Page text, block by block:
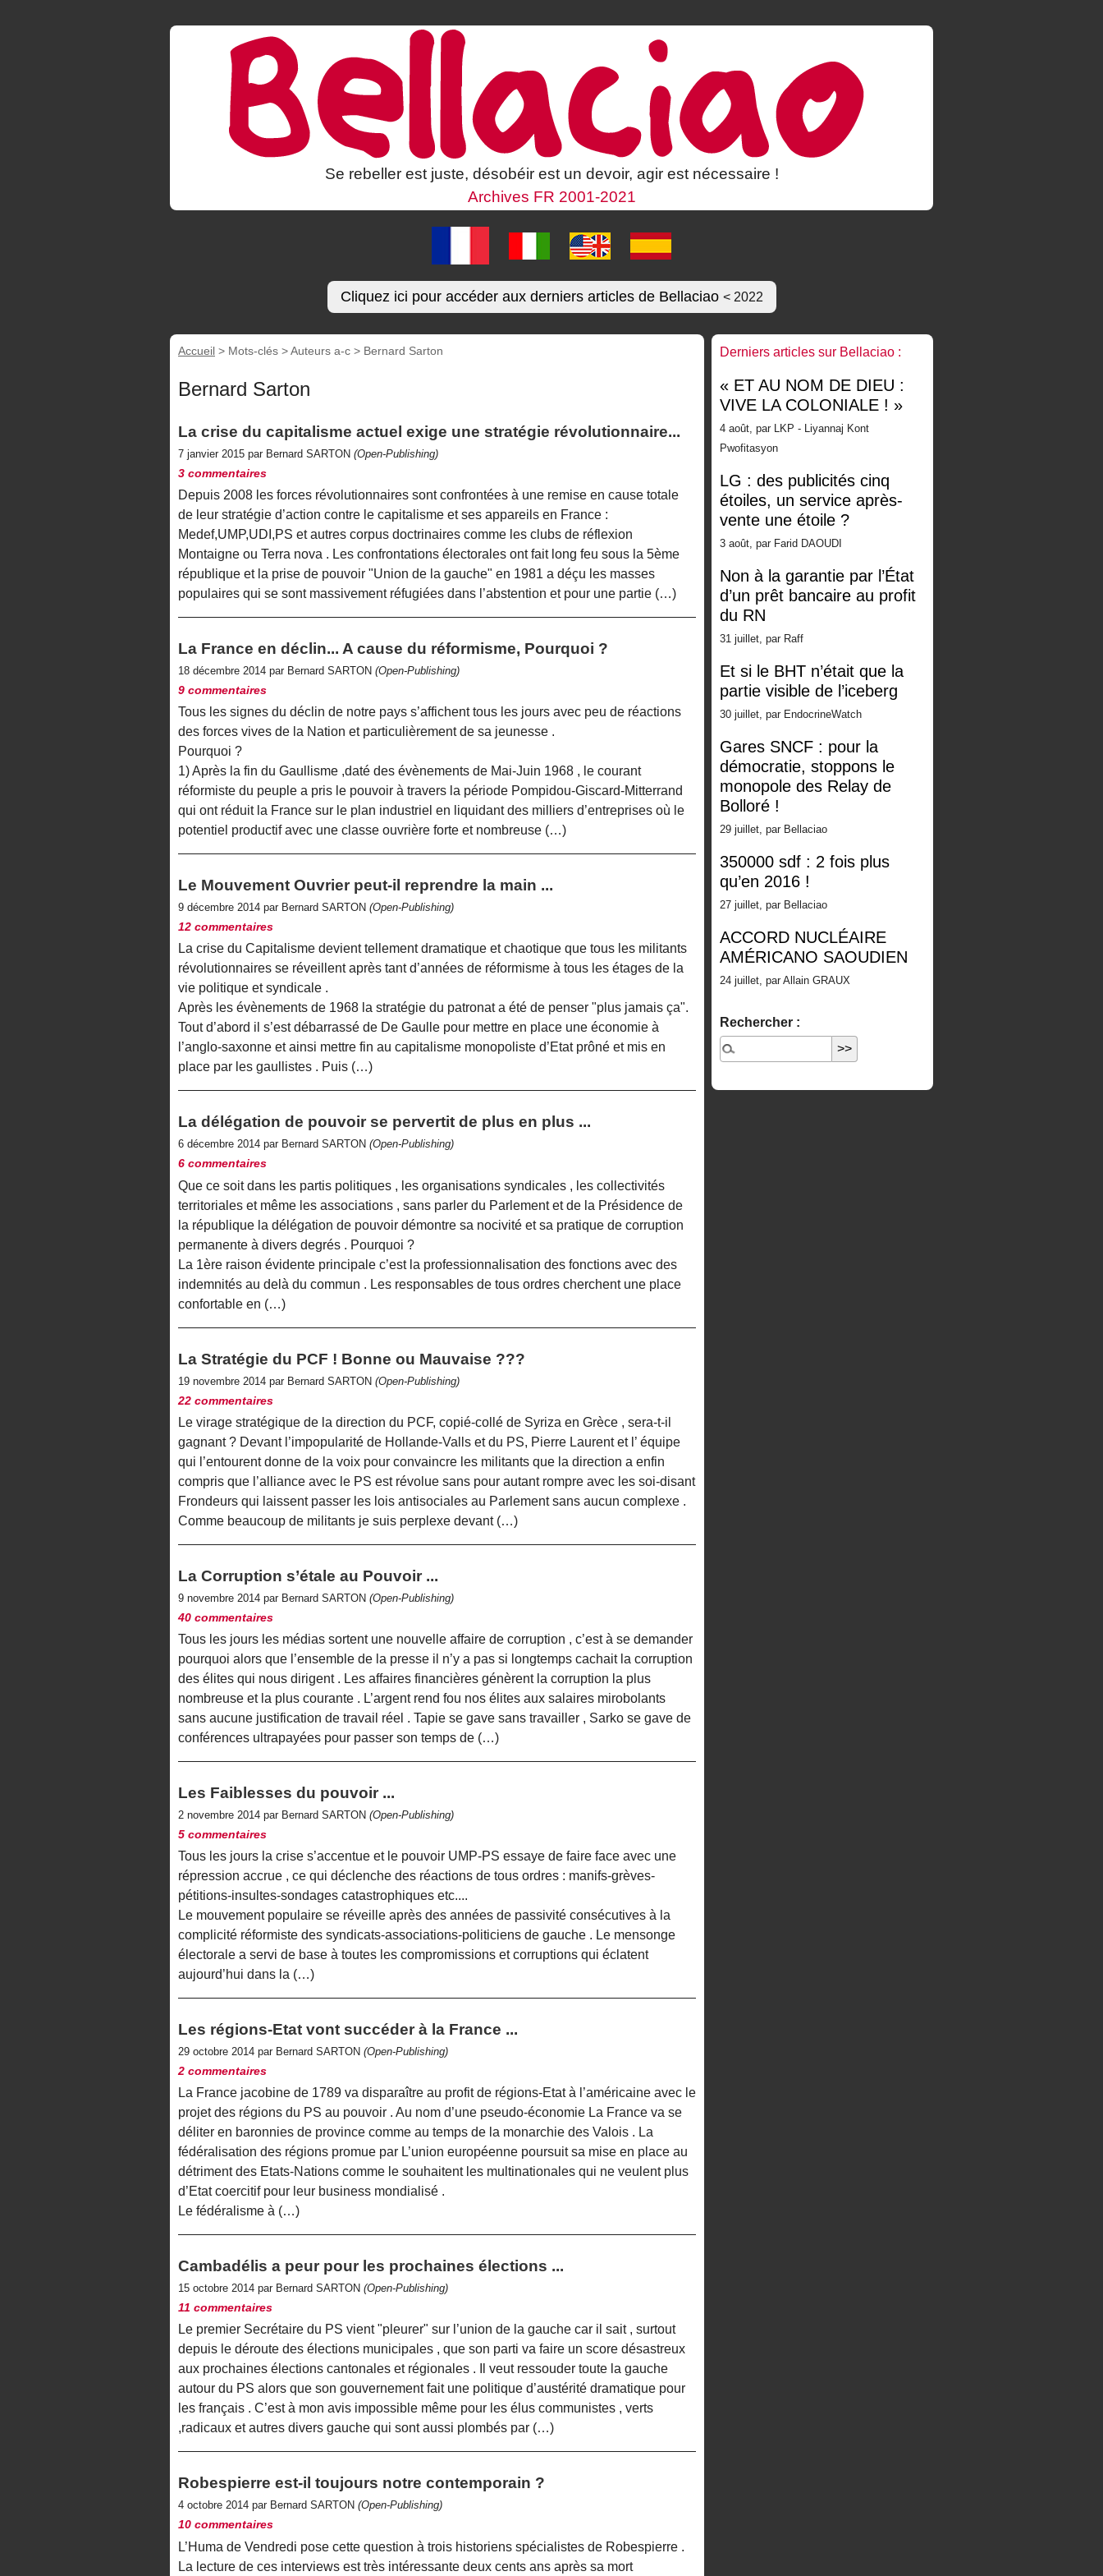
Se rebeller est juste, désobéir est un devoir, agir est nécessaire !
Archives FR 2001-2021
Cliquez ici pour accéder aux derniers articles de Bellaciao < 2022
Accueil > Mots-clés > Auteurs a-c > Bernard Sarton
Bernard Sarton
La crise du capitalisme actuel exige une stratégie révolutionnaire...
7 janvier 2015 par Bernard SARTON (Open-Publishing)
3 commentaires
Depuis 2008 les forces révolutionnaires sont confrontées à une remise en cause totale
de leur stratégie d’action contre le capitalisme et ses appareils en France :
Medef,UMP,UDI,PS et autres corpus doctrinaires comme les clubs de réflexion
Montaigne ou Terra nova . Les confrontations électorales ont fait long feu sous la 5ème
république et la prise de pouvoir "Union de la gauche" en 1981 a déçu les masses
populaires qui se sont massivement réfugiées dans l’abstention et pour une partie (…)
La France en déclin... A cause du réformisme, Pourquoi ?
18 décembre 2014 par Bernard SARTON (Open-Publishing)
9 commentaires
Tous les signes du déclin de notre pays s’affichent tous les jours avec peu de réactions
des forces vives de la Nation et particulièrement de sa jeunesse .
Pourquoi ?
1) Après la fin du Gaullisme ,daté des évènements de Mai-Juin 1968 , le courant
réformiste du peuple a pris le pouvoir à travers la période Pompidou-Giscard-Mitterrand
qui ont réduit la France sur le plan industriel en liquidant des milliers d’entreprises où le
potentiel productif avec une classe ouvrière forte et nombreuse (…)
Le Mouvement Ouvrier peut-il reprendre la main ...
9 décembre 2014 par Bernard SARTON (Open-Publishing)
12 commentaires
La crise du Capitalisme devient tellement dramatique et chaotique que tous les militants
révolutionnaires se réveillent après tant d’années de réformisme à tous les étages de la
vie politique et syndicale .
Après les évènements de 1968 la stratégie du patronat a été de penser "plus jamais ça".
Tout d’abord il s’est débarrassé de De Gaulle pour mettre en place une économie à
l’anglo-saxonne et ainsi mettre fin au capitalisme monopoliste d’Etat prôné et mis en
place par les gaullistes . Puis (…)
La délégation de pouvoir se pervertit de plus en plus ...
6 décembre 2014 par Bernard SARTON (Open-Publishing)
6 commentaires
Que ce soit dans les partis politiques , les organisations syndicales , les collectivités
territoriales et même les associations , sans parler du Parlement et de la Présidence de
la république la délégation de pouvoir démontre sa nocivité et sa pratique de corruption
permanente à divers degrés . Pourquoi ?
La 1ère raison évidente principale c’est la professionnalisation des fonctions avec des
indemnités au delà du commun . Les responsables de tous ordres cherchent une place
confortable en (…)
La Stratégie du PCF ! Bonne ou Mauvaise ???
19 novembre 2014 par Bernard SARTON (Open-Publishing)
22 commentaires
Le virage stratégique de la direction du PCF, copié-collé de Syriza en Grèce , sera-t-il
gagnant ? Devant l’impopularité de Hollande-Valls et du PS, Pierre Laurent et l’ équipe
qui l’entourent donne de la voix pour convaincre les militants que la direction a enfin
compris que l’alliance avec le PS est révolue sans pour autant rompre avec les soi-disant
Frondeurs qui laissent passer les lois antisociales au Parlement sans aucun complexe .
Comme beaucoup de militants je suis perplexe devant (…)
La Corruption s’étale au Pouvoir ...
9 novembre 2014 par Bernard SARTON (Open-Publishing)
40 commentaires
Tous les jours les médias sortent une nouvelle affaire de corruption , c’est à se demander
pourquoi alors que l’ensemble de la presse il n’y a pas si longtemps cachait la corruption
des élites qui nous dirigent . Les affaires financières génèrent la corruption la plus
nombreuse et la plus courante . L’argent rend fou nos élites aux salaires mirobolants
sans aucune justification de travail réel . Tapie se gave sans travailler , Sarko se gave de
conférences ultrapayées pour passer son temps de (…)
Les Faiblesses du pouvoir ...
2 novembre 2014 par Bernard SARTON (Open-Publishing)
5 commentaires
Tous les jours la crise s’accentue et le pouvoir UMP-PS essaye de faire face avec une
répression accrue , ce qui déclenche des réactions de tous ordres : manifs-grèves-
pétitions-insultes-sondages catastrophiques etc....
Le mouvement populaire se réveille après des années de passivité consécutives à la
complicité réformiste des syndicats-associations-politiciens de gauche . Le mensonge
électorale a servi de base à toutes les compromissions et corruptions qui éclatent
aujourd’hui dans la (…)
Les régions-Etat vont succéder à la France ...
29 octobre 2014 par Bernard SARTON (Open-Publishing)
2 commentaires
La France jacobine de 1789 va disparaître au profit de régions-Etat à l’américaine avec le
projet des régions du PS au pouvoir . Au nom d’une pseudo-économie La France va se
déliter en baronnies de province comme au temps de la monarchie des Valois . La
fédéralisation des régions promue par L’union européenne poursuit sa mise en place au
détriment des Etats-Nations comme le souhaitent les multinationales qui ne veulent plus
d’Etat coercitif pour leur business mondialisé .
Le fédéralisme à (…)
Cambadélis a peur pour les prochaines élections ...
15 octobre 2014 par Bernard SARTON (Open-Publishing)
11 commentaires
Le premier Secrétaire du PS vient "pleurer" sur l’union de la gauche car il sait , surtout
depuis le déroute des élections municipales , que son parti va faire un score désastreux
aux prochaines élections cantonales et régionales . Il veut ressouder toute la gauche
autour du PS alors que son gouvernement fait une politique d’austérité dramatique pour
les français . C’est à mon avis impossible même pour les élus communistes , verts
,radicaux et autres divers gauche qui sont aussi plombés par (…)
Robespierre est-il toujours notre contemporain ?
4 octobre 2014 par Bernard SARTON (Open-Publishing)
10 commentaires
L’Huma de Vendredi pose cette question à trois historiens spécialistes de Robespierre .
La lecture de ces interviews est très intéressante deux cents ans après sa mort
Derniers articles sur Bellaciao :
« ET AU NOM DE DIEU :
VIVE LA COLONIALE ! »
4 août, par LKP - Liyannaj Kont
Pwofitasyon
LG : des publicités cinq
étoiles, un service après-
vente une étoile ?
3 août, par Farid DAOUDI
Non à la garantie par l’État
d’un prêt bancaire au profit
du RN
31 juillet, par Raff
Et si le BHT n’était que la
partie visible de l’iceberg
30 juillet, par EndocrineWatch
Gares SNCF : pour la
démocratie, stoppons le
monopole des Relay de
Bolloré !
29 juillet, par Bellaciao
350000 sdf : 2 fois plus
qu’en 2016 !
27 juillet, par Bellaciao
ACCORD NUCLÉAIRE
AMÉRICANO SAOUDIEN
24 juillet, par Allain GRAUX
Rechercher :